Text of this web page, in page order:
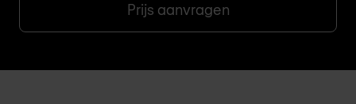
Prijs aanvragen